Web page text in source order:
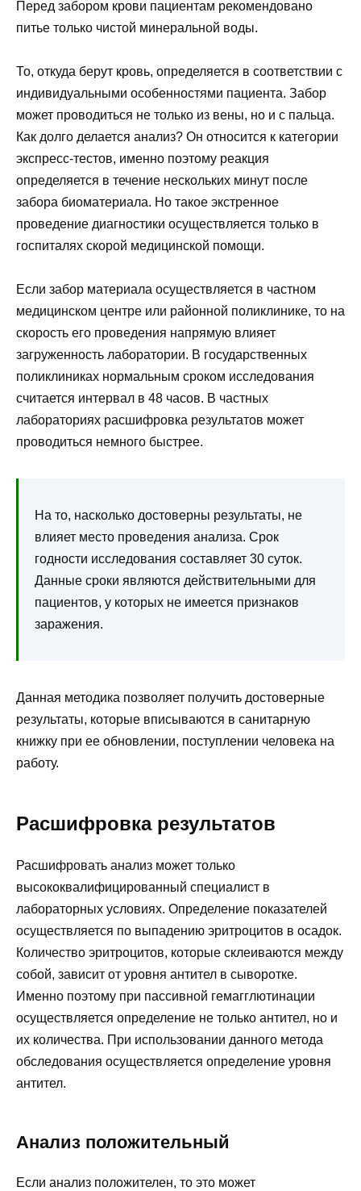
Перед забором крови пациентам рекомендовано
питье только чистой минеральной воды.
То, откуда берут кровь, определяется в соответствии с
индивидуальными особенностями пациента. Забор
может проводиться не только из вены, но и с пальца.
Как долго делается анализ? Он относится к категории
экспресс-тестов, именно поэтому реакция
определяется в течение нескольких минут после
забора биоматериала. Но такое экстренное
проведение диагностики осуществляется только в
госпиталях скорой медицинской помощи.
Если забор материала осуществляется в частном
медицинском центре или районной поликлинике, то на
скорость его проведения напрямую влияет
загруженность лаборатории. В государственных
поликлиниках нормальным сроком исследования
считается интервал в 48 часов. В частных
лабораториях расшифровка результатов может
проводиться немного быстрее.
На то, насколько достоверны результаты, не
влияет место проведения анализа. Срок
годности исследования составляет 30 суток.
Данные сроки являются действительными для
пациентов, у которых не имеется признаков
заражения.
Данная методика позволяет получить достоверные
результаты, которые вписываются в санитарную
книжку при ее обновлении, поступлении человека на
работу.
Расшифровка результатов
Расшифровать анализ может только
высококвалифицированный специалист в
лабораторных условиях. Определение показателей
осуществляется по выпадению эритроцитов в осадок.
Количество эритроцитов, которые склеиваются между
собой, зависит от уровня антител в сыворотке.
Именно поэтому при пассивной гемагглютинации
осуществляется определение не только антител, но и
их количества. При использовании данного метода
обследования осуществляется определение уровня
антител.
Анализ положительный
Если анализ положителен, то это может